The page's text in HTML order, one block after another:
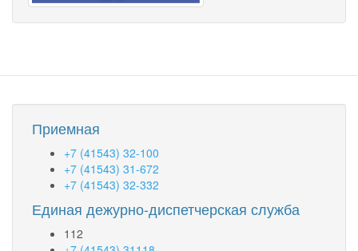
Приемная
+7 (41543) 32-100
+7 (41543) 31-672
+7 (41543) 32-332
Единая дежурно-диспетчерская служба
112